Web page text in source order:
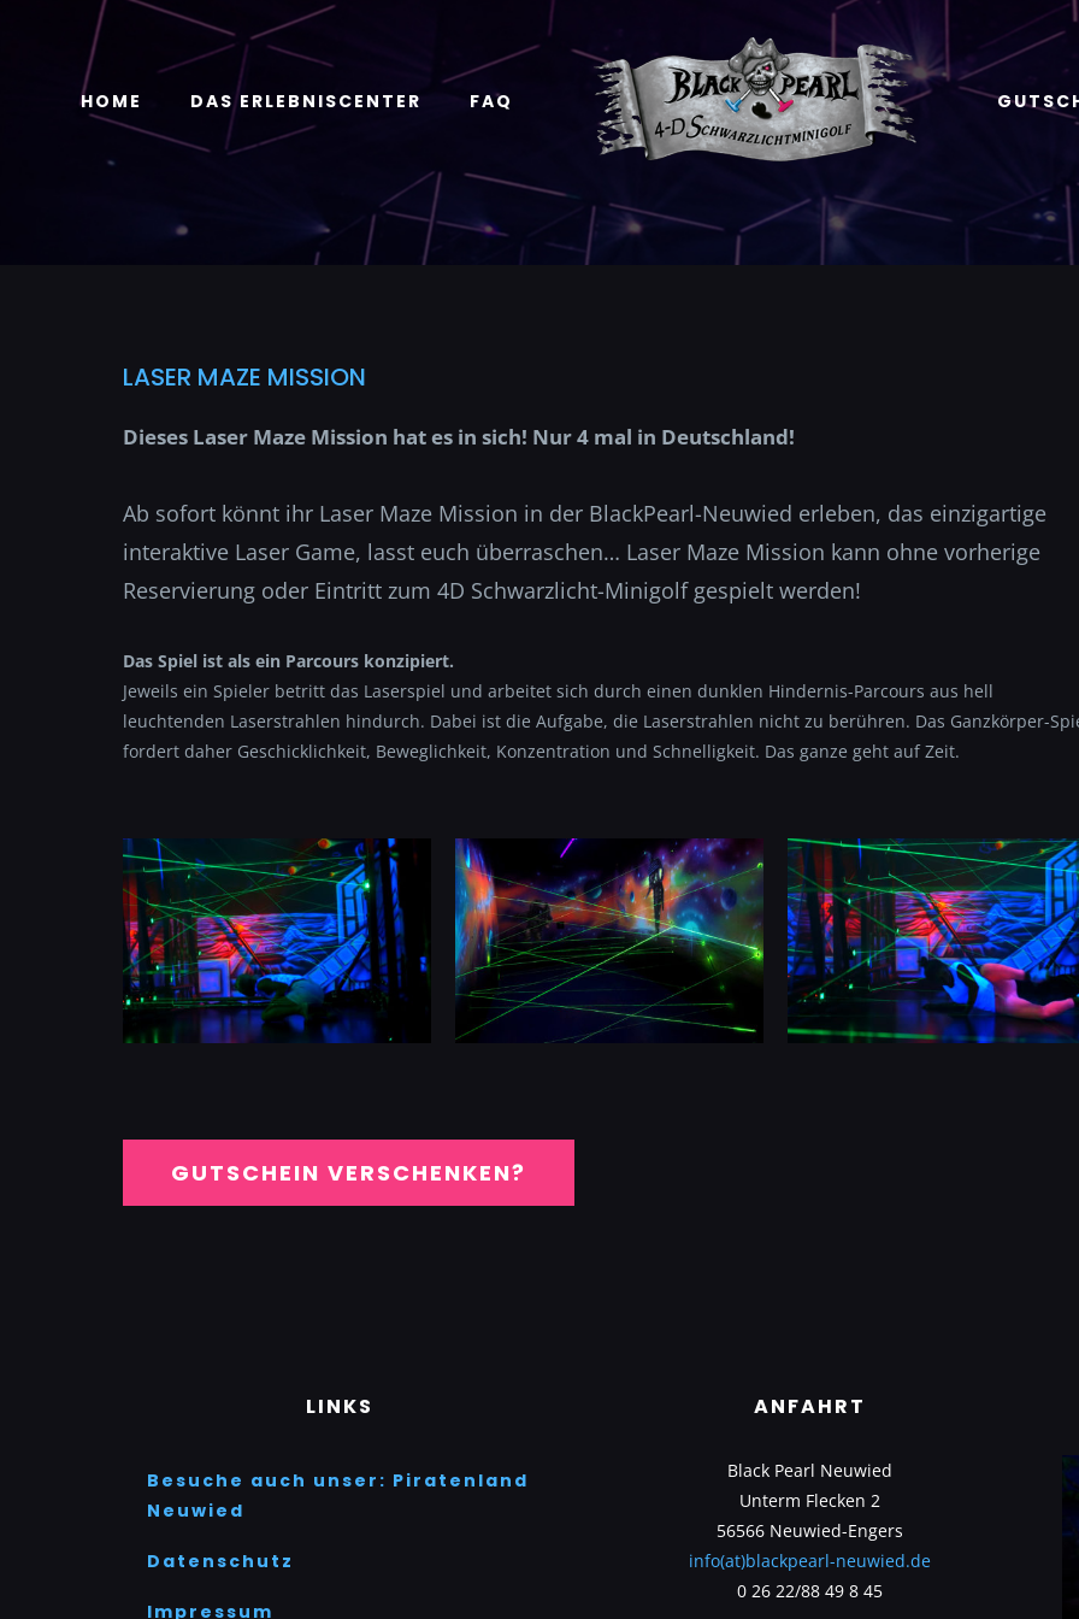
HOME DAS ERLEBNISCENTER FAQ
LASER MAZE MISSION
Dieses Laser Maze Mission hat es in sich! Nur 4 mal in Deutschland!
Ab sofort könnt ihr Laser Maze Mission in der BlackPearl-Neuwied erleben, das einzigartige
interaktive Laser Game, lasst euch überraschen… Laser Maze Mission kann ohne vorherige
Reservierung oder Eintritt zum 4D Schwarzlicht-Minigolf gespielt werden!
Das Spiel ist als ein Parcours konzipiert.
Jeweils ein Spieler betritt das Laserspiel und arbeitet sich durch einen dunklen Hindernis-Parcours aus hell
leuchtenden Laserstrahlen hindurch. Dabei ist die Aufgabe, die Laserstrahlen nicht zu berühren. Das Ganzkörper-
fordert daher Geschicklichkeit, Beweglichkeit, Konzentration und Schnelligkeit. Das ganze geht auf Zeit.
GUTSCHEIN VERSCHENKEN?
LINKS
Besuche auch unser: Piratenland
Neuwied
Datenschutz
Impressum
ANFAHRT
Black Pearl Neuwied
Unterm Flecken 2
56566 Neuwied-Engers
info(at)blackpearl-neuwied.de
0 26 22/88 49 8 45